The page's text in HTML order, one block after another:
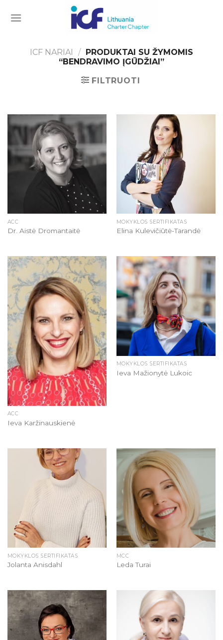
ICF NARIAI / PRODUKTAI SU ŽYMOMIS
“BENDRAVIMO ĮGŪDŽIAI”
FILTRUOTI
ACC
Dr. Aistė Dromantaitė
MOKYKLOS SERTIFIKATAS
Elina Kulevičiūtė-Tarandė
ACC
Ieva Karžinauskienė
MOKYKLOS SERTIFIKATAS
Ieva Mažionytė Lukoic
MOKYKLOS SERTIFIKATAS
Jolanta Anisdahl
MCC
Leda Turai